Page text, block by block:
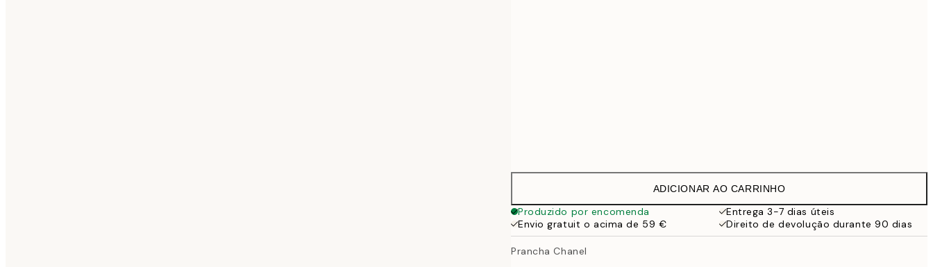
ADICIONAR AO CARRINHO
Produzido por encomenda
Entrega 3-7 dias úteis
Envio gratuit o acima de 59 €
Direito de devolução durante 90 dias
Prancha Chanel